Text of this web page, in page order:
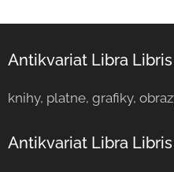
Antikvariat Libra Libris
knihy, platne, grafiky,
Antikvariat Libra Libris